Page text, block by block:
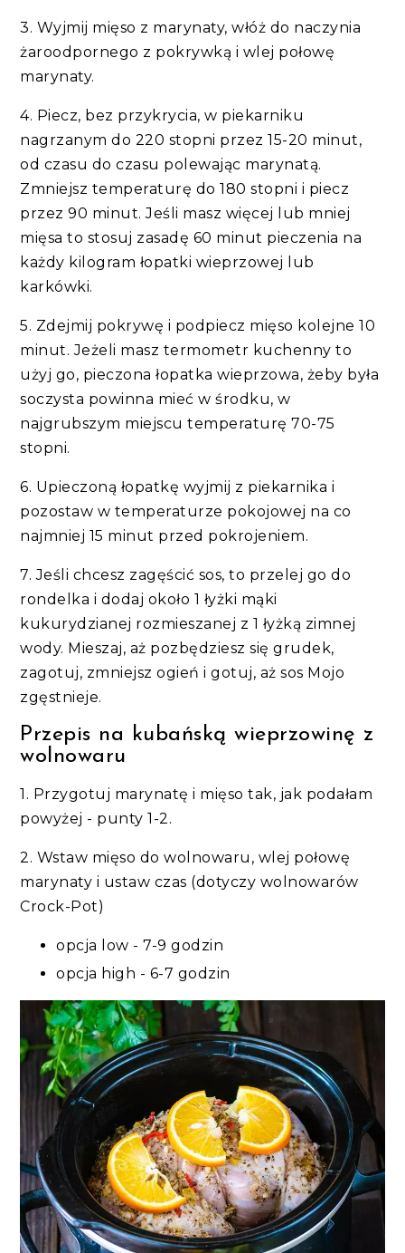
3. Wyjmij mięso z marynaty, włóż do naczynia
żaroodpornego z pokrywką i wlej połowę
marynaty.
4. Piecz, bez przykrycia, w piekarniku
nagrzanym do 220 stopni przez 15-20 minut,
od czasu do czasu polewając marynatą.
Zmniejsz temperaturę do 180 stopni i piecz
przez 90 minut. Jeśli masz więcej lub mniej
mięsa to stosuj zasadę 60 minut pieczenia na
każdy kilogram łopatki wieprzowej lub
karkówki.
5. Zdejmij pokrywę i podpiecz mięso kolejne 10
minut. Jeżeli masz termometr kuchenny to
użyj go, pieczona łopatka wieprzowa, żeby była
soczysta powinna mieć w środku, w
najgrubszym miejscu temperaturę 70-75
stopni.
6. Upieczoną łopatkę wyjmij z piekarnika i
pozostaw w temperaturze pokojowej na co
najmniej 15 minut przed pokrojeniem.
7. Jeśli chcesz zagęścić sos, to przelej go do
rondelka i dodaj około 1 łyżki mąki
kukurydzianej rozmieszanej z 1 łyżką zimnej
wody. Mieszaj, aż pozbędziesz się grudek,
zagotuj, zmniejsz ogień i gotuj, aż sos Mojo
zgęstnieje.
Przepis na kubańską wieprzowinę z
wolnowaru
1. Przygotuj marynatę i mięso tak, jak podałam
powyżej - punty 1-2.
2. Wstaw mięso do wolnowaru, wlej połowę
marynaty i ustaw czas (dotyczy wolnowarów
Crock-Pot)
opcja low - 7-9 godzin
opcja high - 6-7 godzin